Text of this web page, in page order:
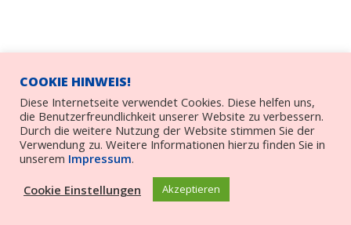
COOKIE HINWEIS!
Diese Internetseite verwendet Cookies. Diese helfen uns,
die Benutzerfreundlichkeit unserer Website zu verbessern.
Durch die weitere Nutzung der Website stimmen Sie der
Verwendung zu. Weitere Informationen hierzu finden Sie in
unserem Impressum.
Cookie Einstellungen
Akzeptieren